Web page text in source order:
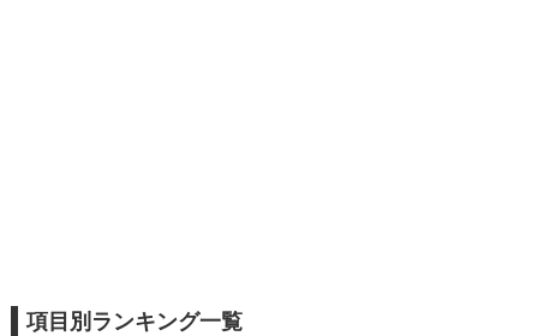
項目別ランキング一覧